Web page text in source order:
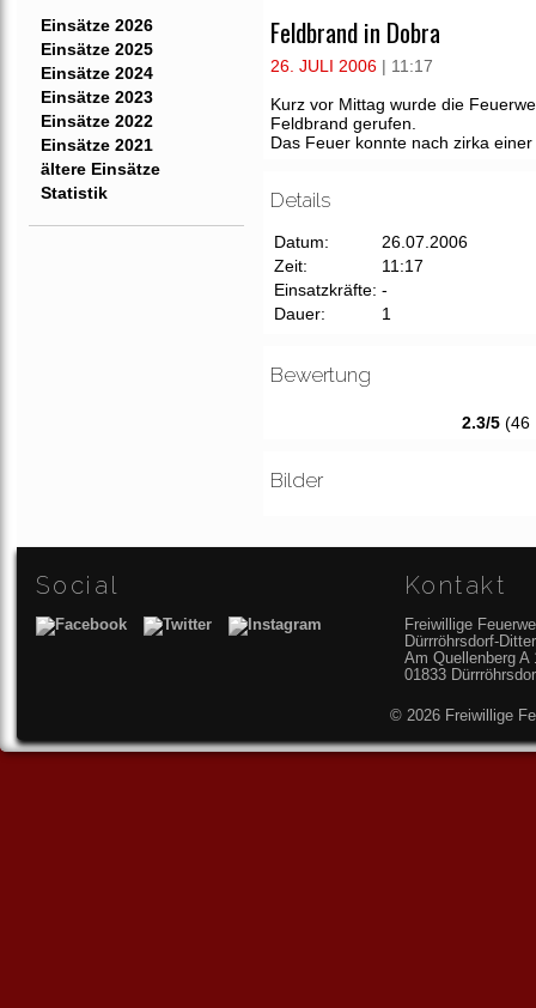
Einsätze 2026
Einsätze 2025
Einsätze 2024
Einsätze 2023
Einsätze 2022
Einsätze 2021
ältere Einsätze
Statistik
Feldbrand in Dobra
26. JULI 2006 | 11:17
Kurz vor Mittag wurde die
Feldbrand gerufen.
Das Feuer konnte nach zirka
Details
Datum:
26.07.2006
Zeit:
11:17
Einsatzkräfte: -
Dauer:
1
Bewertung
2.3/5 (46
Bilder
Social Kontakt
Freiwillige
Dürrröhrsdorf-
Am Quellenberg A
01833
© 2026 Freiwillige